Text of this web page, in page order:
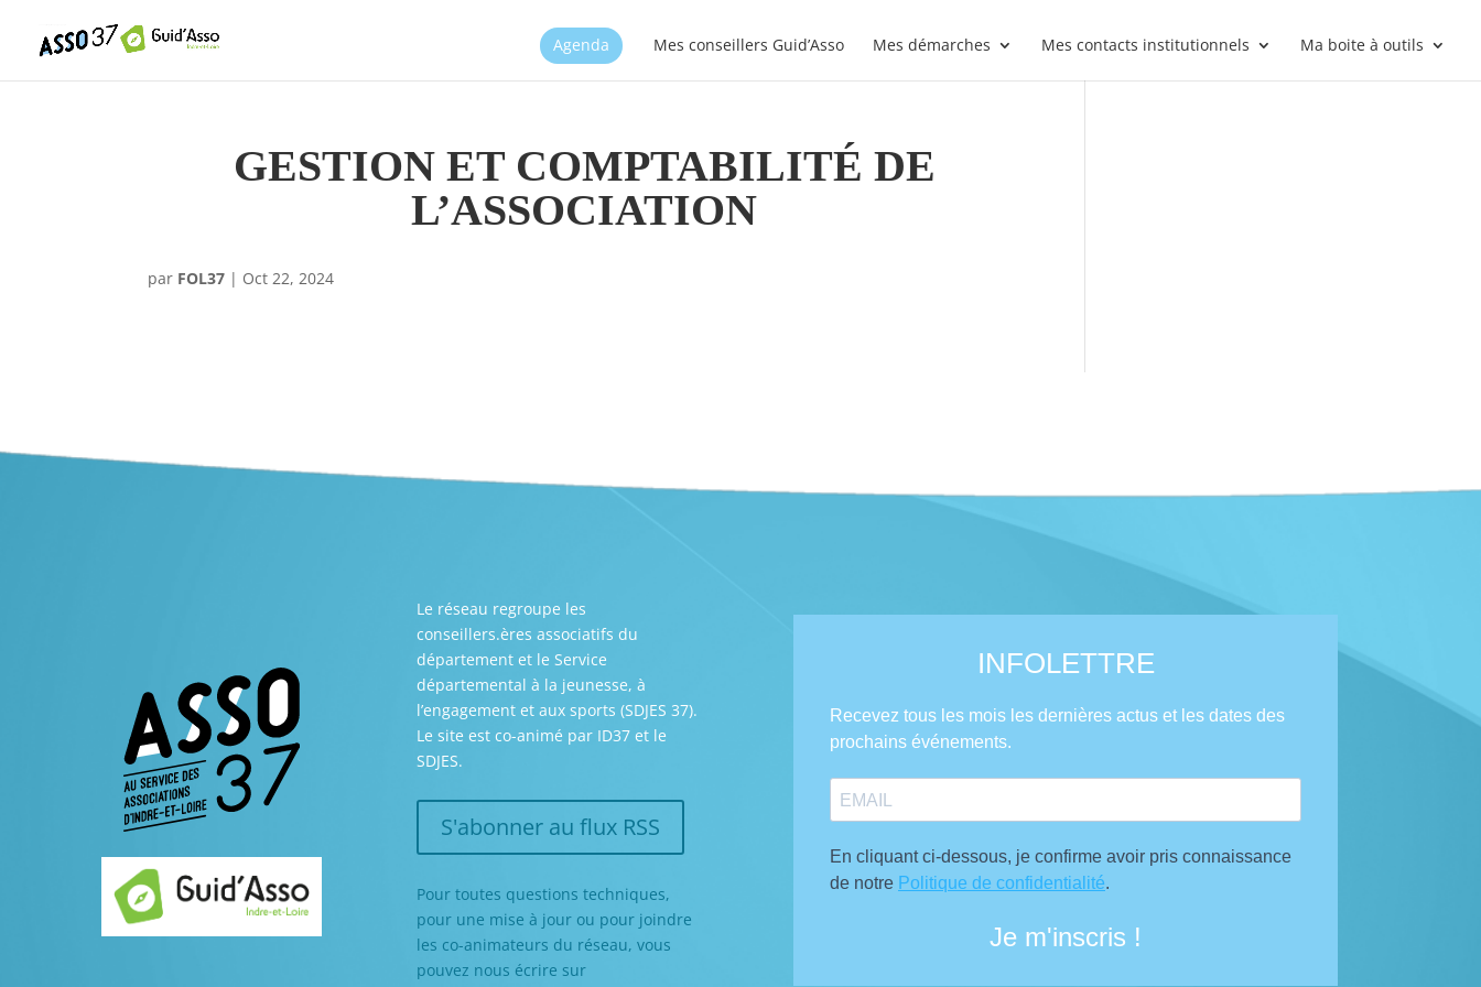
Agenda Mes conseillers Guid’Asso Mes démarches Mes contacts institutionnels Ma boite à outils
GESTION ET COMPTABILITÉ DE
L’ASSOCIATION
par FOL37 | Oct 22, 2024
Le réseau regroupe les
conseillers.ères associatifs du
département et le Service
départemental à la jeunesse, à
l’engagement et aux sports (SDJES 37).
Le site est co-animé par ID37 et le
SDJES.
S'abonner au flux RSS
Pour toutes questions techniques,
pour une mise à jour ou pour joindre
les co-animateurs du réseau, vous
pouvez nous écrire sur